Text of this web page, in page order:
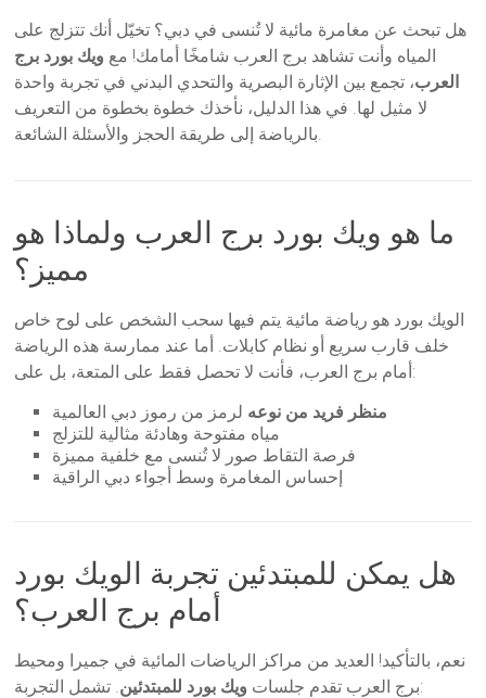
هل تبحث عن مغامرة مائية لا تُنسى في دبي؟ تخيّل أنك تتزلج على
المياه وأنت تشاهد برج العرب شامخًا أمامك! مع ويك بورد برج
العرب، تجمع بين الإثارة البصرية والتحدي البدني في تجربة واحدة
لا مثيل لها. في هذا الدليل، نأخذك خطوة بخطوة من التعريف
بالرياضة إلى طريقة الحجز والأسئلة الشائعة.
ما هو ويك بورد برج العرب ولماذا هو
مميز؟
الويك بورد هو رياضة مائية يتم فيها سحب الشخص على لوح خاص
خلف قارب سريع أو نظام كابلات. أما عند ممارسة هذه الرياضة
أمام برج العرب، فأنت لا تحصل فقط على المتعة، بل على:
منظر فريد من نوعه لرمز من رموز دبي العالمية
مياه مفتوحة وهادئة مثالية للتزلج
فرصة التقاط صور لا تُنسى مع خلفية مميزة
إحساس المغامرة وسط أجواء دبي الراقية
هل يمكن للمبتدئين تجربة الويك بورد
أمام برج العرب؟
نعم، بالتأكيد! العديد من مراكز الرياضات المائية في جميرا ومحيط
برج العرب تقدم جلسات ويك بورد للمبتدئين
. تشمل التجربة: